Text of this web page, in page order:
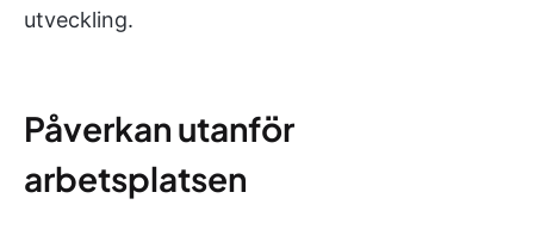
utveckling.
Påverkan utanför
arbetsplatsen